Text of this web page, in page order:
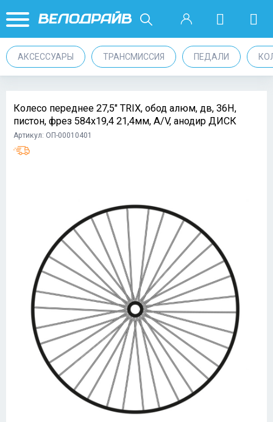
АКСЕССУАРЫ ТРАНСМИССИЯ ПЕДАЛИ
Колесо переднее 27,5" TRIX, обод алюм, дв, 36H,
пистон, фрез 584х19,4 21,4мм, A/V, анодир ДИСК
Артикул: ОП-00010401